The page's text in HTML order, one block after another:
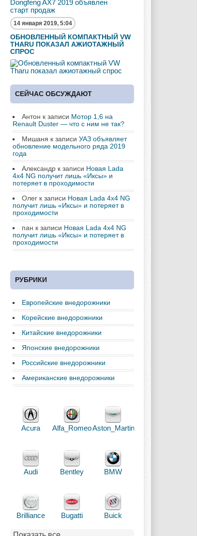
14 января 2019, 5:04
ОБНОВЛЕННЫЙ КОМПАКТНЫЙ VW
THARU ПОКАЗАЛ АЖИОТАЖНЫЙ
СПРОС
СЕЙЧАС ОБСУЖДАЮТ
Антон к записи Мотор 1,6 на
Renault Duster — что с ним не так?
Мишаня к записи УАЗ объявляет
обновление модельного ряда 2019
года
Александр к записи Новая Lada
4х4 NG получит лишь «Иксы» и
потеряет в проходимости
Олег к записи Новая Lada 4х4 NG
получит лишь «Иксы» и потеряет в
проходимости
пан к записи Новая Lada 4х4 NG
получит лишь «Иксы» и потеряет в
проходимости
РУБРИКИ
Европейские внедорожники
Корейские внедорожники
Китайские внедорожники
Японские внедорожники
Российские внедорожники
Американские внедорожники
Acura Alfa_RomeoAston_Martin
Audi Bentley BMW
Brilliance Bugatti Buick